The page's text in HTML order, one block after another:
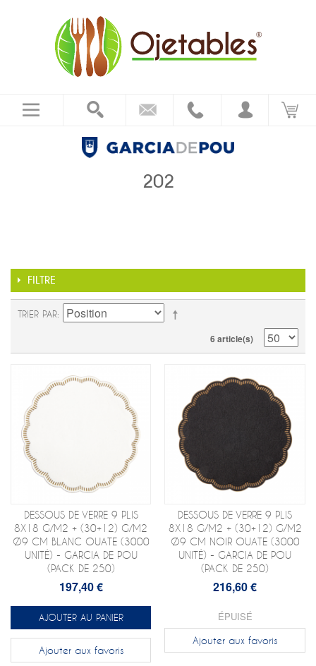
202
FILTRE
TRIER PAR
6 article(s)
DESSOUS DE VERRE 9 PLIS
8X18 G/M2 + (30+12) G/M2
Ø9 CM BLANC OUATE (3000
UNITÉ) - GARCIA DE POU
(PACK DE 250)
197,40 €
AJOUTER AU PANIER
Ajouter aux favoris
DESSOUS DE VERRE 9 PLIS
8X18 G/M2 + (30+12) G/M2
Ø9 CM NOIR OUATE (3000
UNITÉ) - GARCIA DE POU
(PACK DE 250)
216,60 €
ÉPUISÉ
Ajouter aux favoris